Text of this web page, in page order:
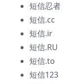
短信忍者
短信.cc
短信.ir
短信.RU
短信.to
短信123